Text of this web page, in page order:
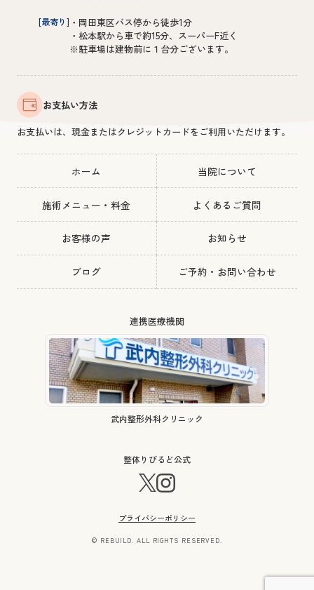
[最寄り] ・岡田東区バス停から徒歩1分
・松本駅から車で約15分、スーパーF近く
※駐車場は建物前に１台分ございます。
お支払い方法
お支払いは、現金またはクレジットカードをご利用いただけます。
ホーム 当院について
施術メニュー・料金 よくあるご質問
お客様の声 お知らせ
ブログ ご予約・お問い合わせ
連携医療機関
武内整形外科クリニック
整体りびるど公式
プライバシーポリシー
© REBUILD. ALL RIGHTS RESERVED.